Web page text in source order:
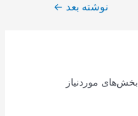
نوشته بعد ←
بخش‌های موردنیاز